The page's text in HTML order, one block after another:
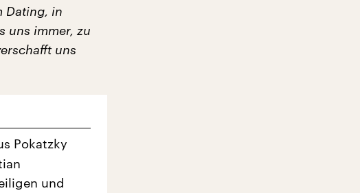
Dating, in
uns immer, zu
uns
Pokatzky
und